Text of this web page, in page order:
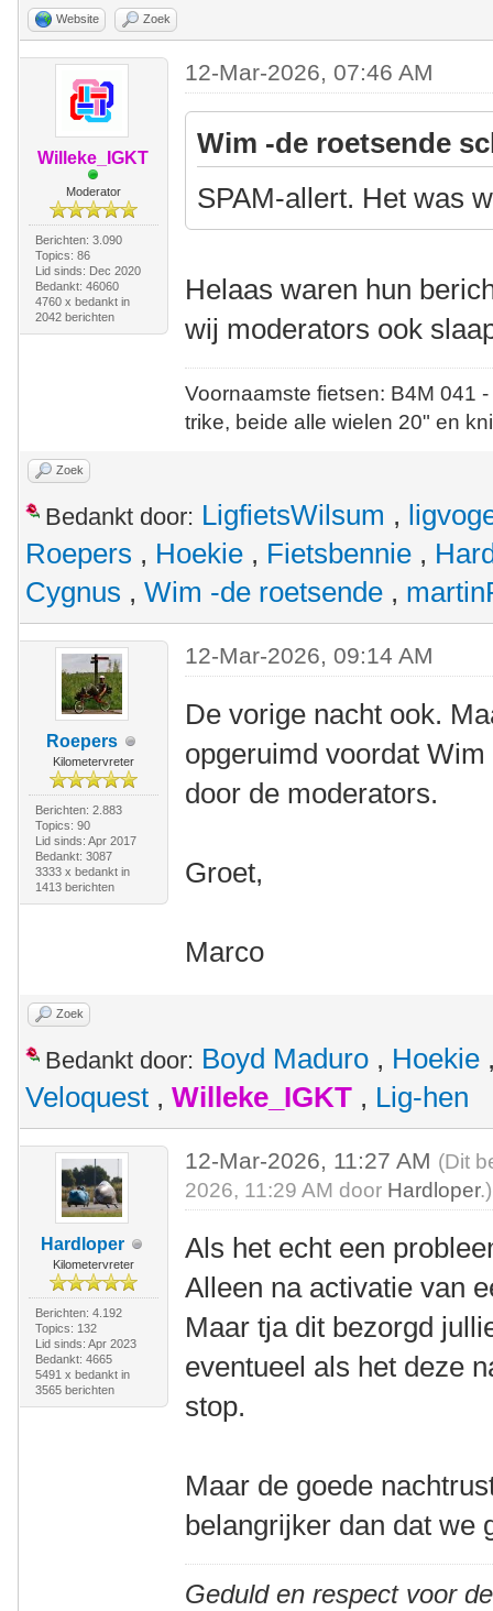
Website Zoek
Willeke_IGKT
Moderator
Berichten: 3.090
Topics: 86
Lid sinds: Dec 2020
Bedankt: 46060
4760 x bedankt in
2042 berichten
12-Mar-2026, 07:46 AM
Wim -de roetsende
SPAM-allert. Het was
Helaas waren hun
wij moderators ook
Voornaamste fietsen: B4M
trike, beide alle wielen 20" en
Zoek
Bedankt door: LigfietsWilsum ,
Roepers , Hoekie , Fietsbennie ,
Cygnus , Wim -de roetsende ,
Roepers
Kilometervreter
Berichten: 2.883
Topics: 90
Lid sinds: Apr 2017
Bedankt: 3087
3333 x bedankt in
1413 berichten
12-Mar-2026, 09:14 AM
De vorige nacht ook.
opgeruimd voordat
door de moderators.
Groet,
Marco
Zoek
Bedankt door: Boyd Maduro , Hoekie
Veloquest , Willeke_IGKT , Lig-hen
Hardloper
Kilometervreter
Berichten: 4.192
Topics: 132
Lid sinds: Apr 2023
Bedankt: 4665
5491 x bedankt in
3565 berichten
12-Mar-2026, 11:27 AM (Dit
2026, 11:29 AM door Hardloper.)
Als het echt een
Alleen na activatie van
Maar tja dit bezorgd
eventueel als het deze
stop.
Maar de goede
belangrijker dan dat we
Geduld en respect voor